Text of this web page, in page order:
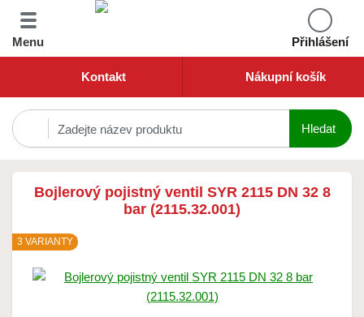
Menu Přihlášení
Kontakt Nákupní košík
Bojlerový pojistný ventil SYR 2115 DN 32 8
bar (2115.32.001)
3 VARIANTY